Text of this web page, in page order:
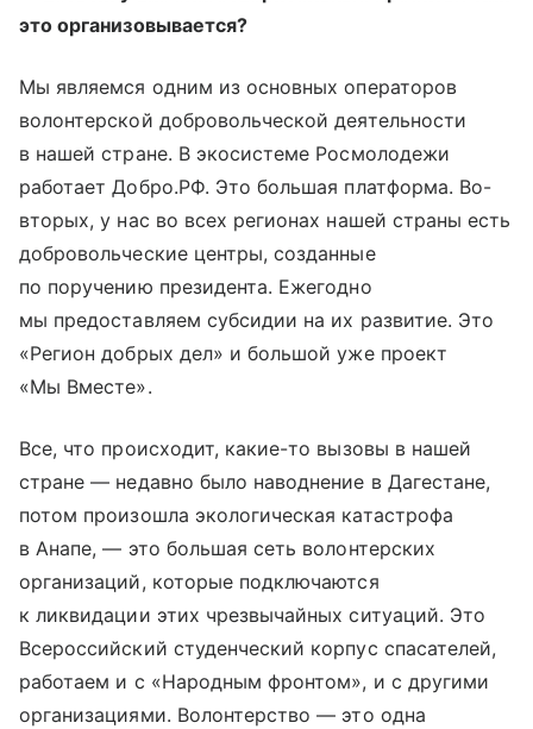
это организовывается?
Мы являемся одним из основных операторов
волонтерской добровольческой деятельности
в нашей стране. В экосистеме Росмолодежи
работает Добро.РФ. Это большая платформа. Во-
вторых, у нас во всех регионах нашей страны есть
добровольческие центры, созданные
по поручению президента. Ежегодно
мы предоставляем субсидии на их развитие. Это
«Регион добрых дел» и большой уже проект
«Мы Вместе».
Все, что происходит, какие-то вызовы в нашей
стране — недавно было наводнение в Дагестане,
потом произошла экологическая катастрофа
в Анапе, — это большая сеть волонтерских
организаций, которые подключаются
к ликвидации этих чрезвычайных ситуаций. Это
Всероссийский студенческий корпус спасателей,
работаем и с «Народным фронтом», и с другими
организациями. Волонтерство — это одна